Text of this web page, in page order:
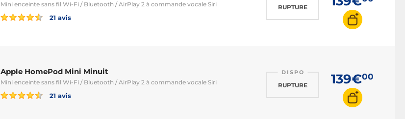
Mini enceinte sans fil Wi-Fi / Bluetooth / AirPlay 2 à commande vocale Siri
21 avis
RUPTURE
Apple HomePod Mini Minuit
Mini enceinte sans fil Wi-Fi / Bluetooth / AirPlay 2 à commande vocale Siri
21 avis
DISPO
RUPTURE 139€00